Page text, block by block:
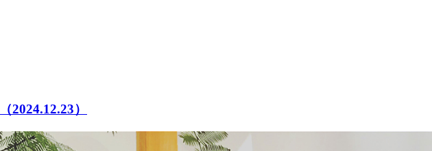
（2024.12.23）